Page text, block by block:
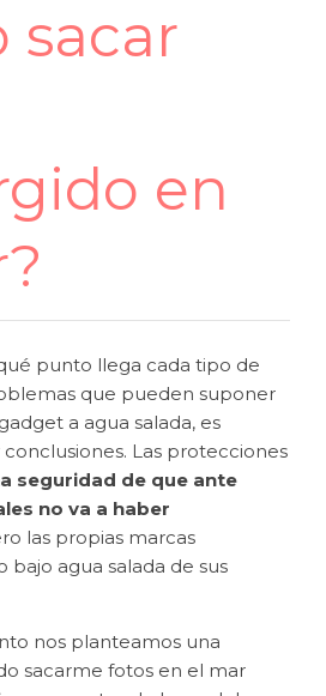
sacar
en
punto llega cada tipo de
que pueden suponer
a agua salada, es
Las protecciones
seguridad de que ante
no va a haber
las propias marcas
bajo agua salada de sus
nos planteamos una
sacarme fotos en el mar